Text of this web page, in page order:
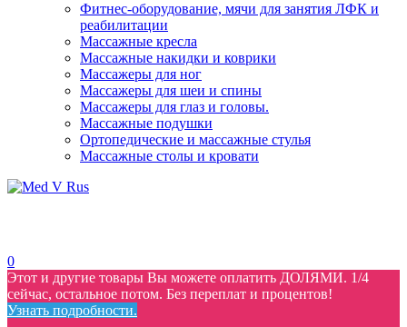
Фитнес-оборудование, мячи для занятия ЛФК и
реабилитации
Массажные кресла
Массажные накидки и коврики
Массажеры для ног
Массажеры для шеи и спины
Массажеры для глаз и головы.
Массажные подушки
Ортопедические и массажные стулья
Массажные столы и кровати
0
Этот и другие товары Вы можете оплатить ДОЛЯМИ. 1/4
сейчас, остальное потом. Без переплат и процентов!
Узнать подробности.